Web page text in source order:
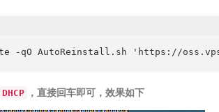
DHCP ，直接回车即可，效果如下